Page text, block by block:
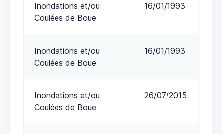
Inondations et/ou
Coulées de Boue
16/01/1993
Inondations et/ou
Coulées de Boue
16/01/1993
Inondations et/ou
Coulées de Boue
26/07/2015